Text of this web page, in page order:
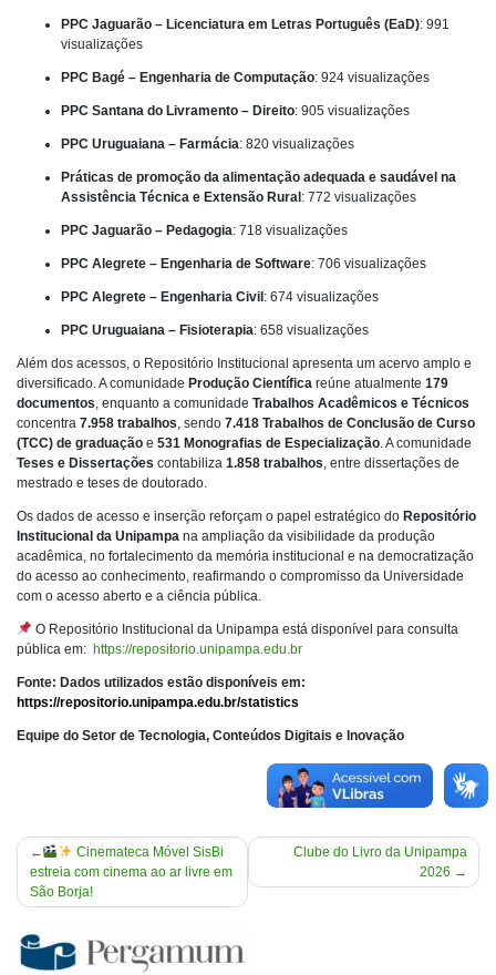
PPC Jaguarão – Licenciatura em Letras Português (EaD): 991
visualizações
PPC Bagé – Engenharia de Computação: 924 visualizações
PPC Santana do Livramento – Direito: 905 visualizações
PPC Uruguaiana – Farmácia: 820 visualizações
Práticas de promoção da alimentação adequada e saudável na
Assistência Técnica e Extensão Rural: 772 visualizações
PPC Jaguarão – Pedagogia: 718 visualizações
PPC Alegrete – Engenharia de Software: 706 visualizações
PPC Alegrete – Engenharia Civil: 674 visualizações
PPC Uruguaiana – Fisioterapia: 658 visualizações
Além dos acessos, o Repositório Institucional apresenta um acervo amplo e
diversificado. A comunidade Produção Científica reúne atualmente 179
documentos, enquanto a comunidade Trabalhos Acadêmicos e Técnicos
concentra 7.958 trabalhos, sendo 7.418 Trabalhos de Conclusão de Curso
(TCC) de graduação e 531 Monografias de Especialização. A comunidade
Teses e Dissertações contabiliza 1.858 trabalhos, entre dissertações de
mestrado e teses de doutorado.
Os dados de acesso e inserção reforçam o papel estratégico do Repositório
Institucional da Unipampa na ampliação da visibilidade da produção
acadêmica, no fortalecimento da memória institucional e na democratização
do acesso ao conhecimento, reafirmando o compromisso da Universidade
com o acesso aberto e a ciência pública.
O Repositório Institucional da Unipampa está disponível para consulta
pública em: https://repositorio.unipampa.edu.br
Fonte: Dados utilizados estão disponíveis em:
https://repositorio.unipampa.edu.br/statistics
Equipe do Setor de Tecnologia, Conteúdos Digitais e Inovação
Navegação
de
Post
Cinemateca Móvel SisBi
estreia com cinema ao ar livre em
São Borja!
Clube do Livro da Unipampa
2026